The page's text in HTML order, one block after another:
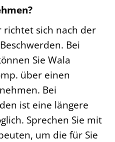
richtet sich nach der
Bei
Sie Wala
über einen
Bei
ist eine längere
Sprechen Sie mit
um die für Sie